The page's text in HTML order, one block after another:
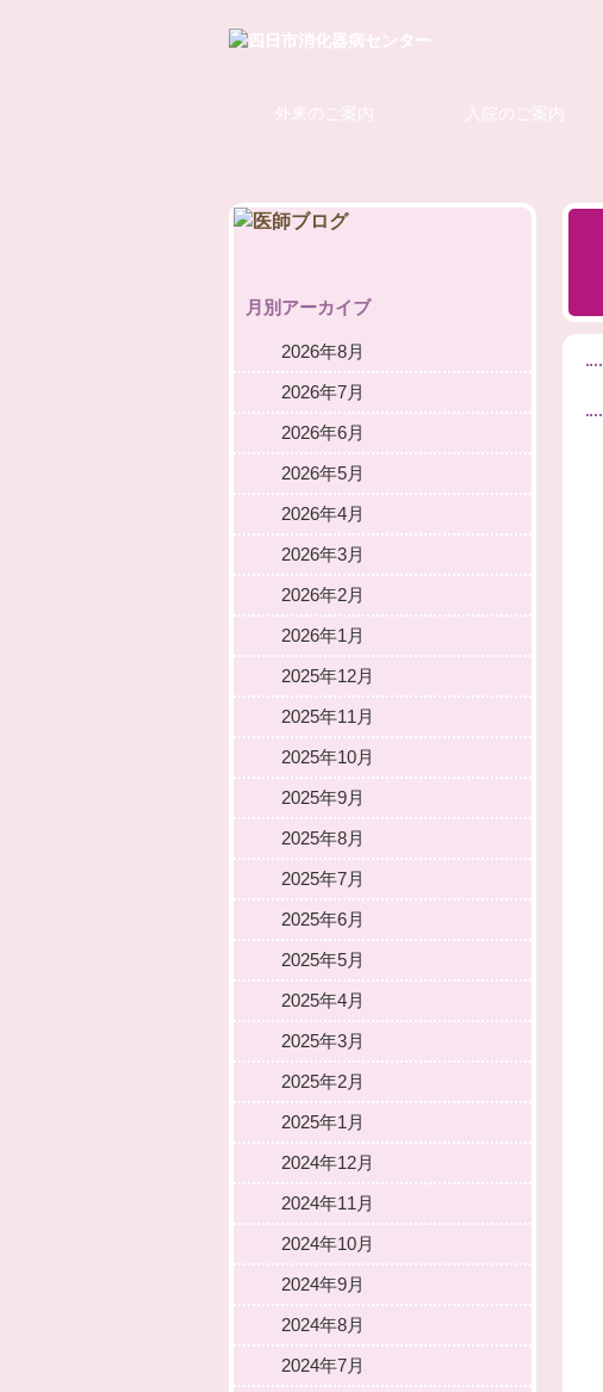
外来のご案内 入院のご案内
月別アーカイブ
2026年8月
2026年7月
2026年6月
2026年5月
2026年4月
2026年3月
2026年2月
2026年1月
2025年12月
2025年11月
2025年10月
2025年9月
2025年8月
2025年7月
2025年6月
2025年5月
2025年4月
2025年3月
2025年2月
2025年1月
2024年12月
2024年11月
2024年10月
2024年9月
2024年8月
2024年7月